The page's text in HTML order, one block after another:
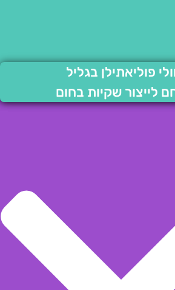
פוליאתילן בגליל
לייצור שקיות בחום